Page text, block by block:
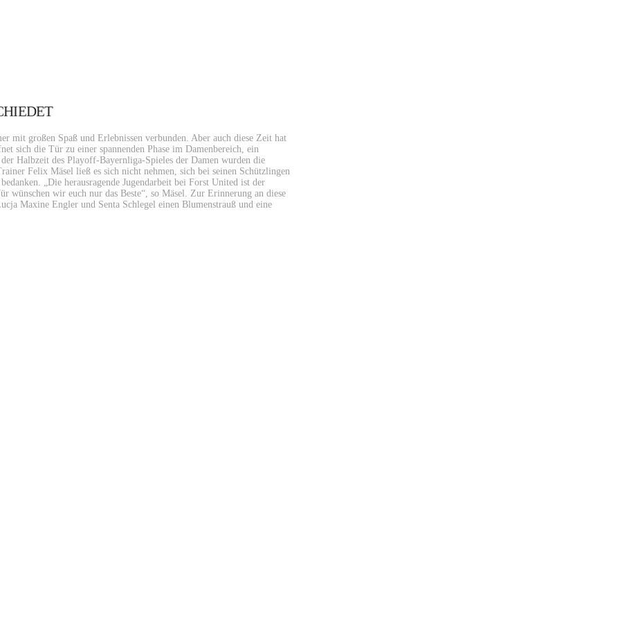
mit großen Spaß und Erlebnissen verbunden. Aber auch diese Zeit hat
sich die Tür zu einer spannenden Phase im Damenbereich, ein
Halbzeit des Playoff-Bayernliga-Spieles der Damen wurden die
Felix Mäsel ließ es sich nicht nehmen, sich bei seinen Schützlingen
„Die herausragende Jugendarbeit bei Forst United ist der
wünschen wir euch nur das Beste“, so Mäsel. Zur Erinnerung an diese
Maxine Engler und Senta Schlegel einen Blumenstrauß und eine